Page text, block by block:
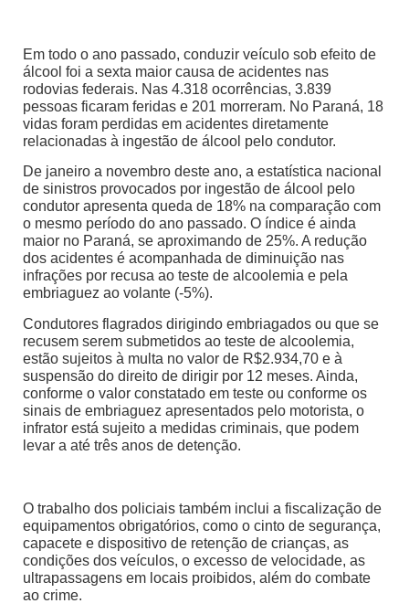
Em todo o ano passado, conduzir veículo sob efeito de
álcool foi a sexta maior causa de acidentes nas
rodovias federais. Nas 4.318 ocorrências, 3.839
pessoas ficaram feridas e 201 morreram. No Paraná, 18
vidas foram perdidas em acidentes diretamente
relacionadas à ingestão de álcool pelo condutor.
De janeiro a novembro deste ano, a estatística nacional
de sinistros provocados por ingestão de álcool pelo
condutor apresenta queda de 18% na comparação com
o mesmo período do ano passado. O índice é ainda
maior no Paraná, se aproximando de 25%. A redução
dos acidentes é acompanhada de diminuição nas
infrações por recusa ao teste de alcoolemia e pela
embriaguez ao volante (-5%).
Condutores flagrados dirigindo embriagados ou que se
recusem serem submetidos ao teste de alcoolemia,
estão sujeitos à multa no valor de R$2.934,70 e à
suspensão do direito de dirigir por 12 meses. Ainda,
conforme o valor constatado em teste ou conforme os
sinais de embriaguez apresentados pelo motorista, o
infrator está sujeito a medidas criminais, que podem
levar a até três anos de detenção.
O trabalho dos policiais também inclui a fiscalização de
equipamentos obrigatórios, como o cinto de segurança,
capacete e dispositivo de retenção de crianças, as
condições dos veículos, o excesso de velocidade, as
ultrapassagens em locais proibidos, além do combate
ao crime.